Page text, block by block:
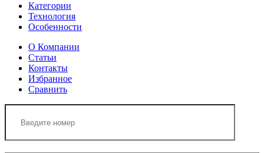
Категории
Технология
Особенности
О Компании
Статьи
Контакты
Избранное
Сравнить